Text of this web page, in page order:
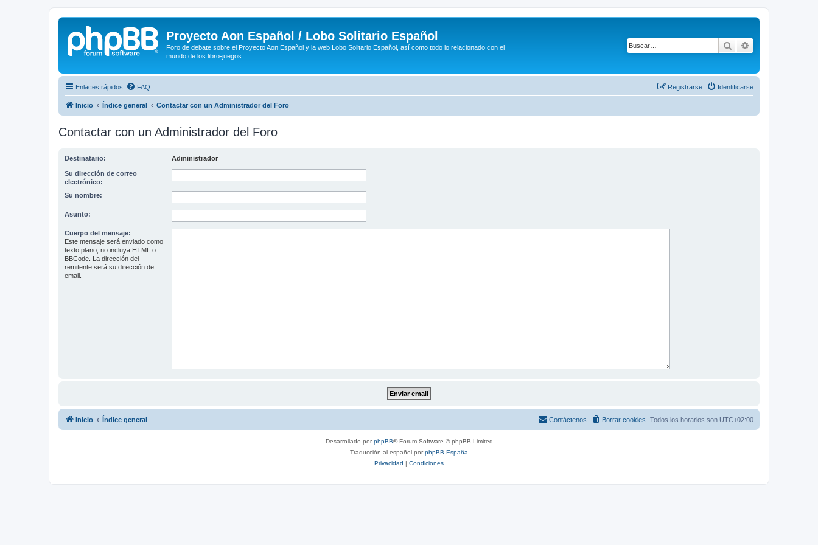
Proyecto Aon Español / Lobo Solitario Español
Foro de debate sobre el Proyecto Aon Español y la web Lobo Solitario Español, así como todo lo relacionado con el
mundo de los libro-juegos
Buscar
Enlaces rápidos FAQ Identificarse
Registrarse
Inicio Índice general Contactar con un Administrador del Foro
Contactar con un Administrador del Foro
Destinatario: Administrador
Su dirección de correo
electrónico:
Su nombre:
Asunto:
Cuerpo del mensaje:
Este mensaje será enviado como
texto plano, no incluya HTML o
BBCode. La dirección del
remitente será su dirección de
email.
Inicio Índice general Todos los horarios son UTC+02:00
Borrar cookies
Contáctenos
Desarrollado porphpBB® Forum Software © phpBB Limited
Traducción al español porphpBB España
Privacidad | Condiciones